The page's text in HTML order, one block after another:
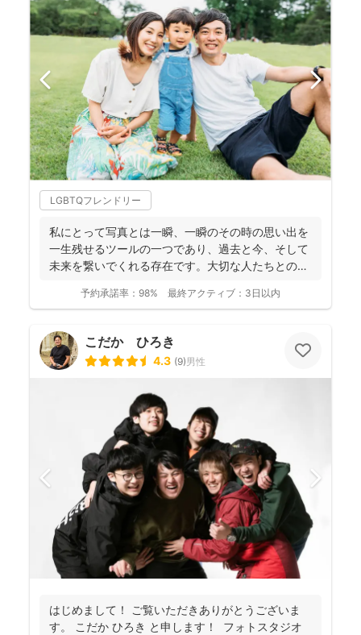
LGBTQフレンドリー
私にとって写真とは一瞬、一瞬のその時の思い出を
一生残せるツールの一つであり、過去と今、そして
未来を繋いでくれる存在です。大切な人たちとの写
予約承諾率： 98% 最終アクティブ： 3日以内
こだか ひろき
4.3 (9)男性
はじめまして！ ご覧いただきありがとうございま
す。 こだか ひろき と申します！ フォトスタジオ